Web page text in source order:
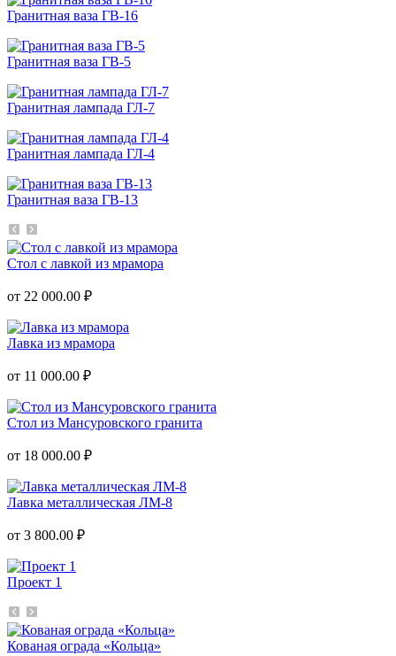
Гранитная ваза ГВ-16
Гранитная ваза ГВ-5
Гранитная лампада ГЛ-7
Гранитная лампада ГЛ-4
Гранитная ваза ГВ-13
Стол с лавкой из мрамора
от 22 000.00 ₽
Лавка из мрамора
от 11 000.00 ₽
Стол из Мансуровского гранита
от 18 000.00 ₽
Лавка металлическая ЛМ-8
от 3 800.00 ₽
Проект 1
Кованая ограда «Кольца»